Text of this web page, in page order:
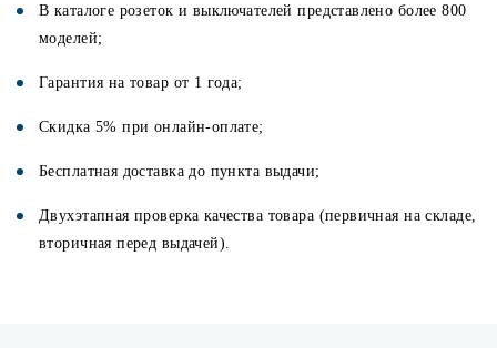
В каталоге розеток и выключателей представлено более 800
моделей;
Гарантия на товар от 1 года;
Скидка 5% при онлайн-оплате;
Бесплатная доставка до пункта выдачи;
Двухэтапная проверка качества товара (первичная на складе,
вторичная перед выдачей).